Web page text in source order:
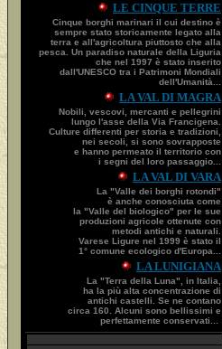
LE CINQUE TERRE
Cinque borghi marinari il cui destino è
sempre stato storicamente legato alla
terra e all'agricoltura piuttosto che alla
pesca. Un paradiso naturale della Liguria
che nel 1997 è stato inserito
dall'UNESCO tra i Patrimoni Mondiali
dell'Umanità...
LA VAL DI MAGRA
Nobili, vescovi, mercanti e pellegrini
lungo l'asse della Via Francigena.
Culture differenti per storia e tradizioni,
nei secoli, si sono sovrapposte
e hanno permeato il territorio con
i segni del loro passaggio...
LA VAL DI VARA
La "Valle dei borghi rotondi"
è anche conosciuta come
la "Valle del biologico" per le sue
produzioni agricole ottenute con
metodi antichi e naturali.
Varese Ligure nel 1999 è stato il
1° comune ecologico d'Europa...
LA LUNIGIANA
La "Terra della Luna", in Italia,
ha la più alta concentrazione di
antichi castelli. Se ne contano
circa 160. Alcuni sono bellissimi e
perfettamente conservati...